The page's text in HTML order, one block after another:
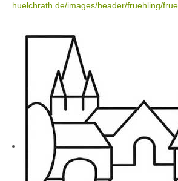
huelchrath.de/images/header/fruehling/